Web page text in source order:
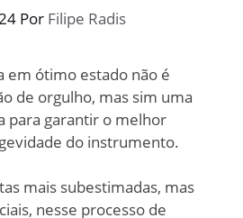
Por Filipe Radis
em ótimo estado não é
de orgulho, mas sim uma
para garantir o melhor
do instrumento.
mais subestimadas, mas
nesse processo de